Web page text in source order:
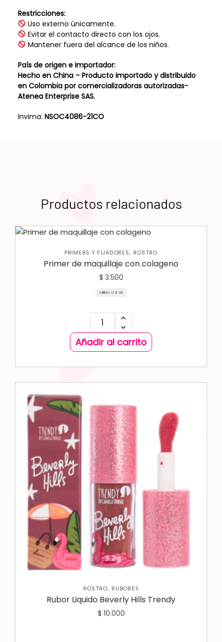
Restricciones:
Uso externo únicamente.
Evitar el contacto directo con los ojos.
Mantener fuera del alcance de los niños.
País de origen e importador:
Hecho en China – Producto importado y distribuido
en Colombia por comercializadoras autorizadas-
Atenea Enterprise SAS.
Invima: NSOC4086-21CO
Productos relacionados
PRIMERS Y FIJADORES, ROSTRO
Primer de maquillaje con colageno
$ 3.500
Mililitro a: $ 88
Añadir al carrito
ROSTRO, RUBORES
Rubor Liquido Beverly Hills Trendy
$ 10.000